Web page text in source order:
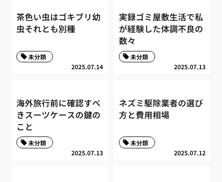
茶色い虫はゴキブリ幼
虫それとも別種
2025.07.14
未分類
実録ゴミ屋敷生活で私
が経験した体調不良の
数々
2025.07.13
未分類
海外旅行前に確認すべ
きスーツケースの鍵の
こと
2025.07.13
未分類
ネズミ駆除業者の選び
方と費用相場
2025.07.12
未分類